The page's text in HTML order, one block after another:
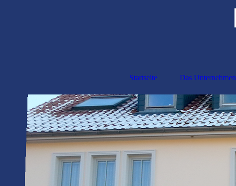
Startseite Das Unternehmen